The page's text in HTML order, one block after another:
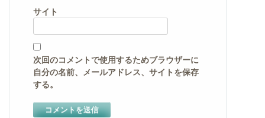
サイト
次回のコメントで使用するためブラウザーに
自分の名前、メールアドレス、サイトを保存
する。